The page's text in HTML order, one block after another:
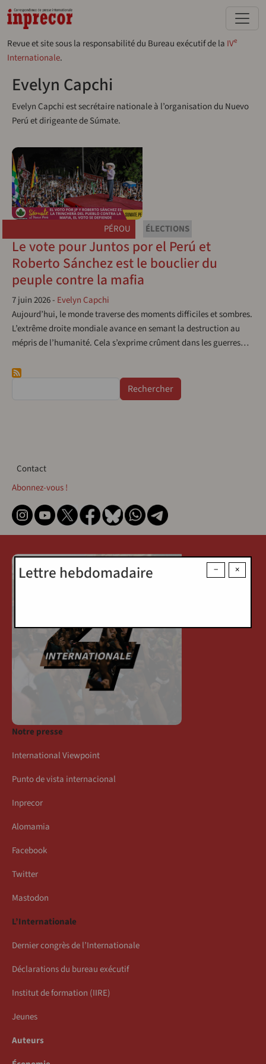
Aller au contenu principal
Revue et site sous la responsabilité du Bureau exécutif de la IVe
Internationale.
Evelyn Capchi
Evelyn Capchi est secrétaire nationale à l’organisation du Nuevo
Perú et dirigeante de Súmate.
PÉROU ÉLECTIONS
Le vote pour Juntos por el Perú et
Roberto Sánchez est le bouclier du
peuple contre la mafia
7 juin 2026- Evelyn Capchi
Aujourd’hui, le monde traverse des moments difficiles et sombres.
L’extrême droite mondiale avance en semant la destruction au
mépris de l’humanité. Cela s’exprime crûment dans les guerres…
×
−
Lettre hebdomadaire
Contact
Contact
Abonnez-vous !
Notre presse
International Viewpoint
Punto de vista internacional
Inprecor
Alomamia
Facebook
Twitter
Mastodon
L’Internationale
Dernier congrès de l’Internationale
Déclarations du bureau exécutif
Institut de formation (IIRE)
Jeunes
Auteurs